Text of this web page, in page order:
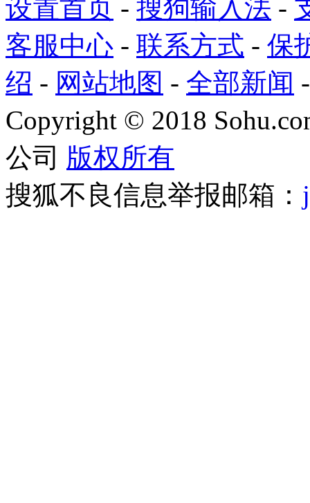
设置首页 - 搜狗输入法 -
客服中心 - 联系方式 - 保
绍 - 网站地图 - 全部新闻
Copyright © 2018
公司 版权所有
搜狐不良信息举报邮箱：